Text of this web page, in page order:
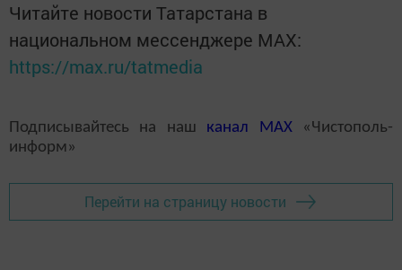
Читайте новости Татарстана в
национальном мессенджере MАХ:
https://max.ru/tatmedia
Подписывайтесь на наш канал MAX«Чистополь-
информ»
Перейти на страницу новости